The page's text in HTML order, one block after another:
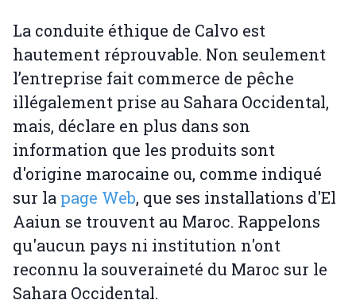
La conduite éthique de Calvo est
hautement réprouvable. Non seulement
l’entreprise fait commerce de pêche
illégalement prise au Sahara Occidental,
mais, déclare en plus dans son
information que les produits sont
d'origine marocaine ou, comme indiqué
sur la page Web, que ses installations d'El
Aaiun se trouvent au Maroc. Rappelons
qu'aucun pays ni institution n'ont
reconnu la souveraineté du Maroc sur le
Sahara Occidental.